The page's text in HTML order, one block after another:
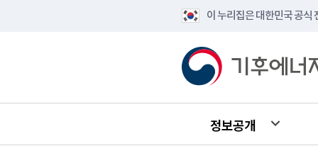
이 누리집은 대한민국 공식
정보공개